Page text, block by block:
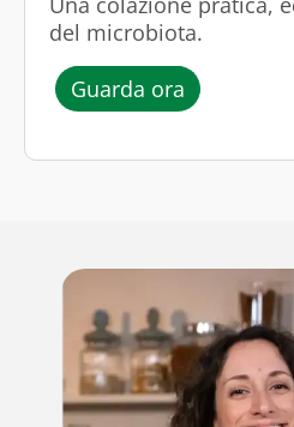
del microbiota.
Guarda ora